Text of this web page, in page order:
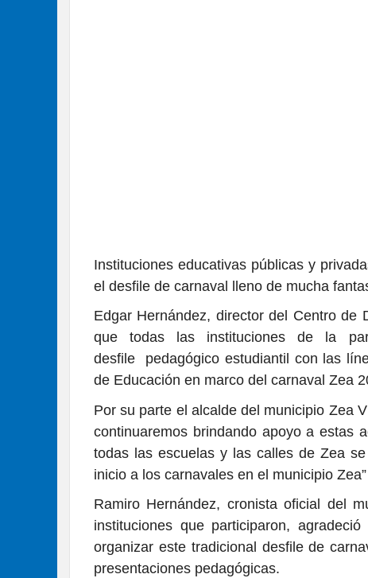
Instituciones educativas públicas y
el desfile de carnaval lleno de mucha
Edgar Hernández, director del Centro de
que todas las instituciones de la
desfile pedagógico estudiantil con las
de Educación en marco del carnaval Zea
Por su parte el alcalde del municipio Zea
continuaremos brindando apoyo a estas
todas las escuelas y las calles de Zea
inicio a los carnavales en el municipio Zea”
Ramiro Hernández, cronista oficial del
instituciones que participaron,
organizar este tradicional desfile de
presentaciones pedagógicas.